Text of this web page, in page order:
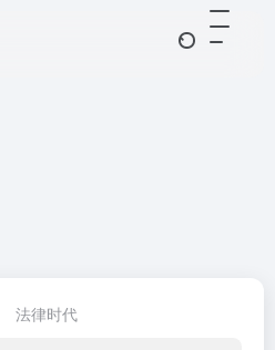
法律时代